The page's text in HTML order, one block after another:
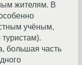
жителям. В
учёным,
большая часть